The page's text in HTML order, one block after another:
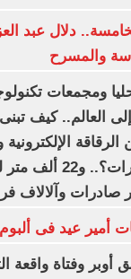
دلال عبد
والمسرح
ومجمعات
العالم.. كيف
الرقاقة الإلكترونية
بمليارات
أوبر وفتاة واقعة